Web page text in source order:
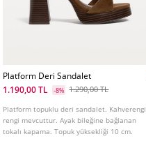
Platform Deri Sandalet
1.190,00 TL
-8% 1.290,00 TL
Platform topuklu deri sandalet. Kahverengi
rengi mevcuttur. Ayak bileğine bağlanan
tokalı kapama. Topuk yüksekliği 10 cm.